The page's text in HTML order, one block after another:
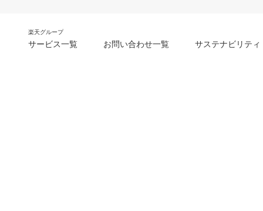
楽天グループ
サービス一覧 お問い合わせ一覧 サステナビリティ